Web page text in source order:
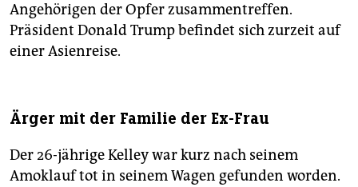
Angehörigen der Opfer zusammentreffen.
Präsident Donald Trump befindet sich zurzeit auf
einer Asienreise.
Ärger mit der Familie der Ex-Frau
Der 26-jährige Kelley war kurz nach seinem
Amoklauf tot in seinem Wagen gefunden worden.